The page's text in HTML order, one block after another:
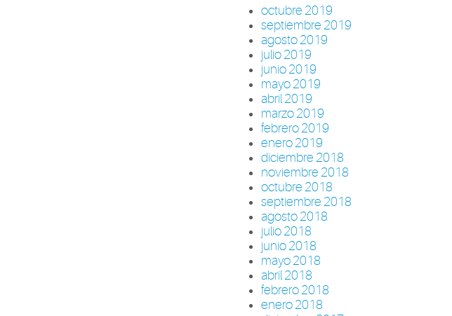
octubre 2019
septiembre 2019
agosto 2019
julio 2019
junio 2019
mayo 2019
abril 2019
marzo 2019
febrero 2019
enero 2019
diciembre 2018
noviembre 2018
octubre 2018
septiembre 2018
agosto 2018
julio 2018
junio 2018
mayo 2018
abril 2018
febrero 2018
enero 2018